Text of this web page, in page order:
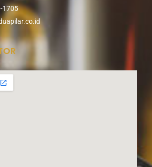
1705